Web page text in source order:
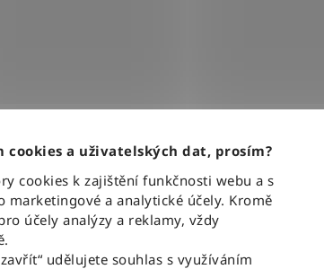
cookies a uživatelských dat, prosím?
cookies k zajištění funkčnosti webu a s
marketingové a analytické účely. Kromě
účely analýzy a reklamy, vždy
udělujete souhlas s využíváním